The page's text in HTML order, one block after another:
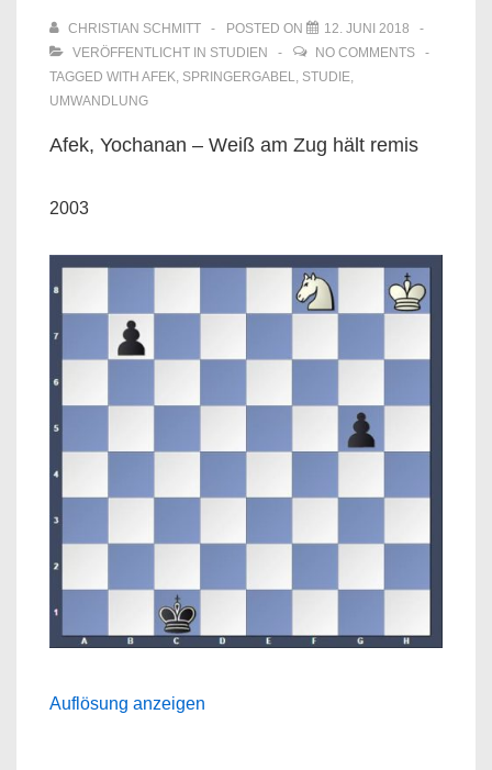
CHRISTIAN SCHMITT POSTED ON
12. JUNI 2018
VERÖFFENTLICHT IN STUDIEN
NO COMMENTS
TAGGED WITH AFEK, SPRINGERGABEL, STUDIE,
UMWANDLUNG
Afek, Yochanan – Weiß am Zug hält remis
2003
Auflösung anzeigen